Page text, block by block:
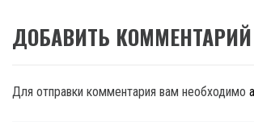
ДОБАВИТЬ КОММЕНТАРИЙ
Для отправки комментария вам необходимо